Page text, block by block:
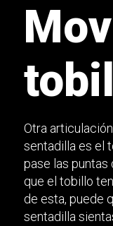
Otra
sentadilla es el
pase las
que el tobillo
de esta, puede
sentadilla